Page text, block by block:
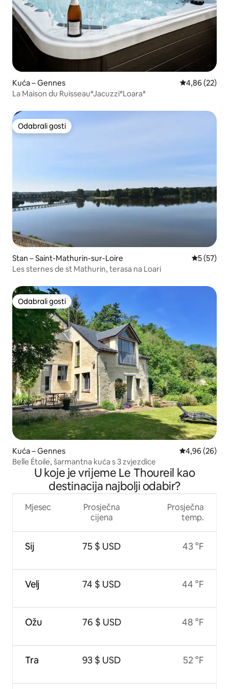
Kuća – Gennes Prosječna
4,86 (22)
La Maison du Ruisseau*Jacuzzi*Loara*
Odabrali gosti
Odabrali gosti
Stan – Saint-Mathurin-sur-Loire Prosječna
5 (57)
Les sternes de st Mathurin, terasa na Loari
Odabrali gosti
Odabrali gosti
Kuća – Gennes Prosječna
4,96 (26)
Belle Étoile, šarmantna kuća s 3 zvjezdice
U koje je vrijeme Le Thoureil kao
destinacija najbolji odabir?
Mjesec
Sij
Velj
Ožu
Tra
Prosječna
cijena
75 $ USD
74 $ USD
76 $ USD
93 $ USD
Prosječna
temp.
43 °F
44 °F
48 °F
52 °F